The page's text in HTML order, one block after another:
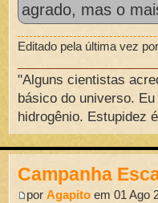
agrado, mas o
Editado pela última vez
"Alguns cientistas
básico do universo.
hidrogênio. Estupidez
Campanha
porAgapito em 01 Ago